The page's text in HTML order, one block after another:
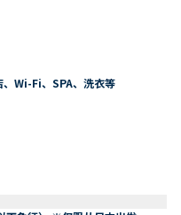
Wi-Fi、SPA、洗衣等